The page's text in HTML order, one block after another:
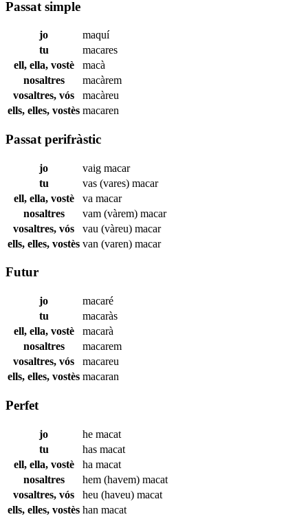
Passat simple
jo
maquí
tu
macares
ell, ella, vostè
macà
nosaltres
macàrem
vosaltres, vós
macàreu
ells, elles, vostès macaren
Passat perifràstic
jo vaig macar
tu
vas (vares) macar
ell, ella, vostè
va macar
nosaltres
vam (vàrem) macar
vosaltres, vós
vau (vàreu) macar
ells, elles, vostès van (varen) macar
Futur
jo
macaré
tu
macaràs
ell, ella, vostè
macarà
nosaltres
macarem
vosaltres, vós
macareu
ells, elles, vostès macaran
Perfet
jo he macat
tu
has macat
ell, ella, vostè
ha macat
nosaltres
hem (havem) macat
vosaltres, vós
heu (haveu) macat
ells, elles, vostès han macat